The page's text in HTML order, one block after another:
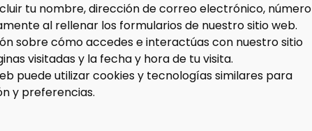
tu nombre, dirección de correo electrónico, número
al rellenar los formularios de nuestro sitio web.
sobre cómo accedes e interactúas con nuestro sitio
visitadas y la fecha y hora de tu visita.
puede utilizar cookies y tecnologías similares para
y preferencias.